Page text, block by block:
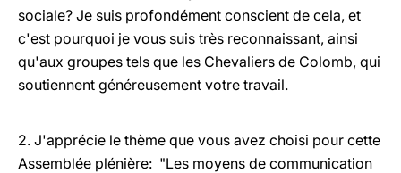
sociale? Je suis profondément conscient de cela, et
c'est pourquoi je vous suis très reconnaissant, ainsi
qu'aux groupes tels que les Chevaliers de Colomb, qui
soutiennent généreusement votre travail.
2. J'apprécie le thème que vous avez choisi pour cette
Assemblée plénière: "Les moyens de communication